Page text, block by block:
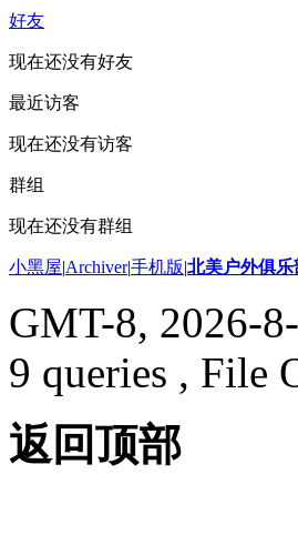
好友
现在还没有好友
最近访客
现在还没有访客
群组
现在还没有群组
小黑屋|Archiver|手机版|北美户外俱乐
GMT-8, 2026-
9 queries , File
返回顶部